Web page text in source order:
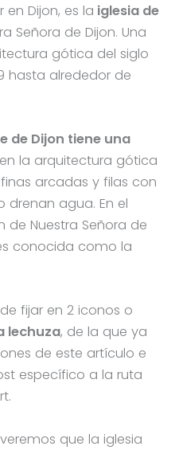
Dijon, es la iglesia de
Señora de Dijon. Una
gótica del siglo
hasta alrededor de
de Dijon tiene una
la arquitectura gótica
arcadas y filas con
drenan agua. En el
de Nuestra Señora de
conocida como la
fijar en 2 iconos o
lechuza, de la que ya
de este artículo e
específico a la ruta
que la iglesia